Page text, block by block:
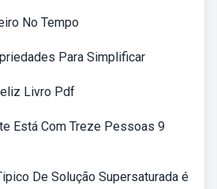
No Tempo
Para Simplificar
Livro Pdf
Está Com Treze Pessoas 9
De Solução Supersaturada é